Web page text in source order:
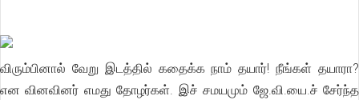
விரும்பினால் வேறு இடத்தில் கதைக்க நாம் தயார்! நீங்கள் தயாரா?
என வினவினர் எமது தோழர்கள். இச் சமயமும் ஜே.வி.யை.ச் சேர்ந்த